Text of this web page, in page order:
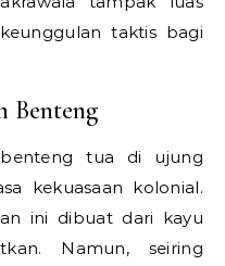
taktis bagi
Benteng
tua di ujung
kekuasaan kolonial.
ini dibuat dari kayu
Namun, seiring